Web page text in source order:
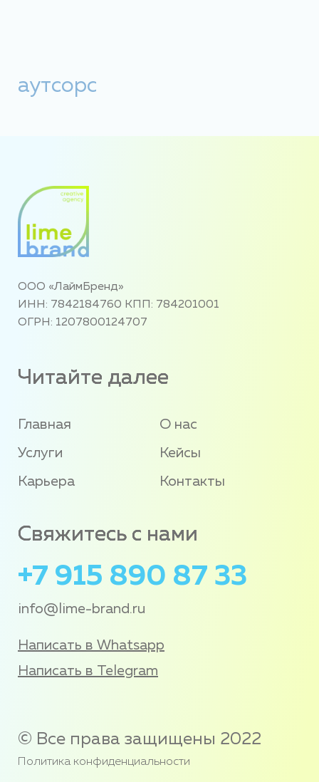
аутсорс
ООО «ЛаймБренд»
ИНН: 7842184760 КПП: 784201001
ОГРН: 1207800124707
Читайте далее
Главная
О нас
Услуги
Кейсы
Карьера
Контакты
Свяжитесь с нами
+7 915 890 87 33
info@lime-brand.ru
Написать в Whatsapp
Написать в Telegram
© Все права защищены 2022
Политика конфиденциальности